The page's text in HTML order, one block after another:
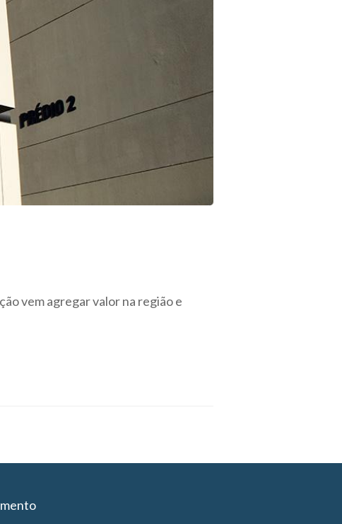
vem agregar valor na região e